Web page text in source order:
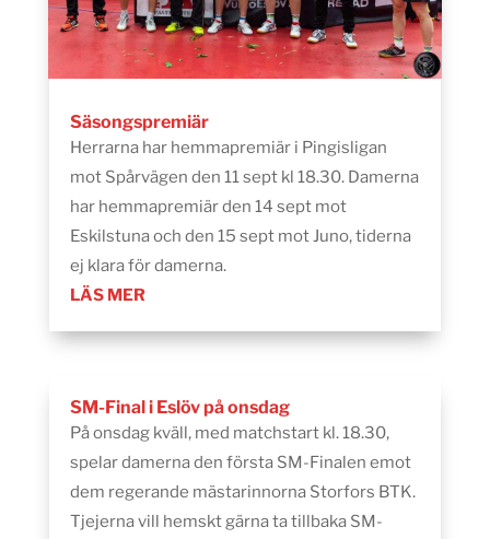
Säsongspremiär
Herrarna har hemmapremiär i Pingisligan
mot Spårvägen den 11 sept kl 18.30. Damerna
har hemmapremiär den 14 sept mot
Eskilstuna och den 15 sept mot Juno, tiderna
ej klara för damerna.
LÄS MER
SM-Final i Eslöv på onsdag
På onsdag kväll, med matchstart kl. 18.30,
spelar damerna den första SM-Finalen emot
dem regerande mästarinnorna Storfors BTK.
Tjejerna vill hemskt gärna ta tillbaka SM-